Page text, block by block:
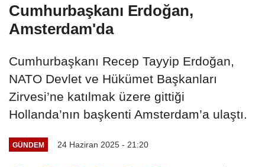
Cumhurbaşkanı Erdoğan,
Amsterdam'da
Cumhurbaşkanı Recep Tayyip Erdoğan,
NATO Devlet ve Hükümet Başkanları
Zirvesi’ne katılmak üzere gittiği
Hollanda’nın başkenti Amsterdam’a ulaştı.
GÜNDEM 24 Haziran 2025 - 21:20